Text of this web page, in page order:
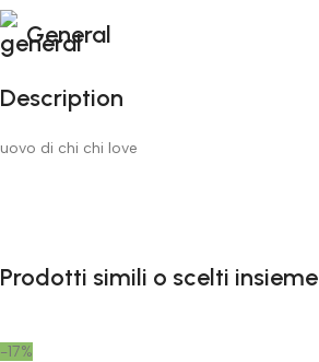
General
Description
uovo di chi chi love
Prodotti simili o scelti insieme
-17%